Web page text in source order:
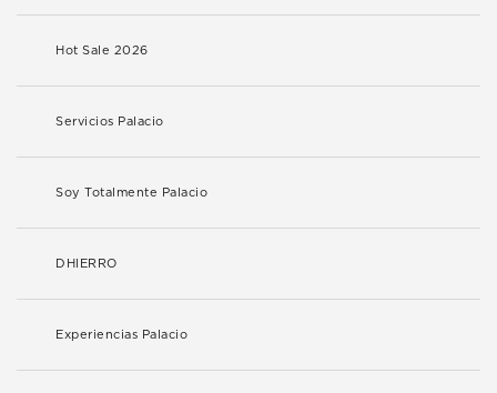
Hot Sale 2026
Servicios Palacio
Soy Totalmente Palacio
DHIERRO
Experiencias Palacio